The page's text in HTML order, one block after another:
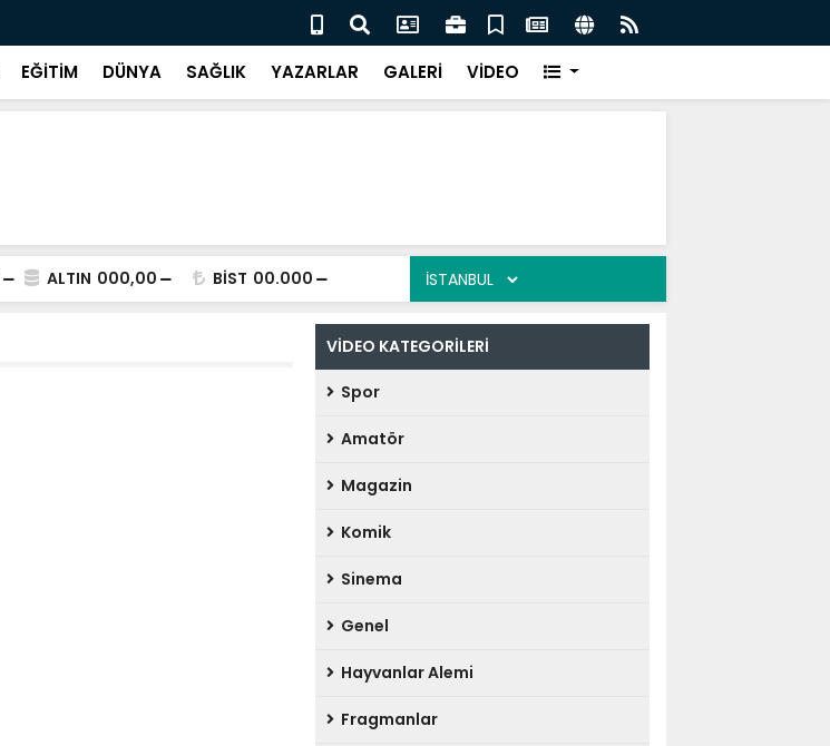
3 CHP'li belediye başkanı daha AK Parti'ye katıldı:
EĞİTİM DÜNYA SAĞLIK YAZARLAR GALERİ VİDEO
ALTIN 000,00 BİST 00.000
VİDEO KATEGORİLERİ
Spor
Amatör
Magazin
Komik
Sinema
Genel
Hayvanlar Alemi
Fragmanlar